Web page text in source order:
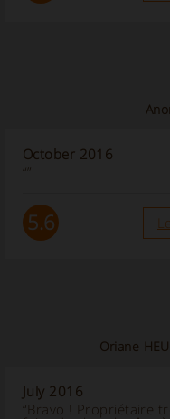
October 2016
“”
5.6
Oriane
July 2016
“Bravo ! Propriétaire